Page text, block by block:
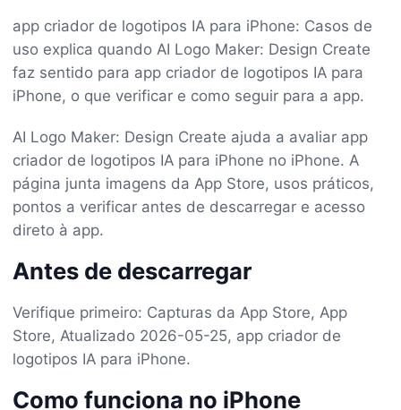
app criador de logotipos IA para iPhone: Casos de
uso explica quando AI Logo Maker: Design Create
faz sentido para app criador de logotipos IA para
iPhone, o que verificar e como seguir para a app.
AI Logo Maker: Design Create ajuda a avaliar app
criador de logotipos IA para iPhone no iPhone. A
página junta imagens da App Store, usos práticos,
pontos a verificar antes de descarregar e acesso
direto à app.
Antes de descarregar
Verifique primeiro: Capturas da App Store, App
Store, Atualizado 2026-05-25, app criador de
logotipos IA para iPhone.
Como funciona no iPhone